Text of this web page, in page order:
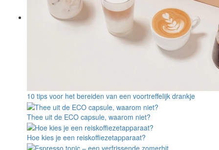
10 tips voor het bereiden van een voortreffelijk drankje
Thee uit de ECO capsule, waarom niet?
Hoe kies je een reiskoffiezetapparaat?